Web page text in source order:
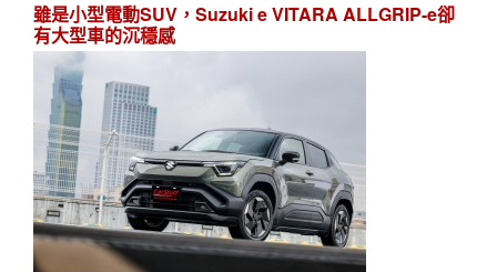
雖是小型電動SUV，Suzuki e VITARA ALLGRIP-e卻
有大型車的沉穩感